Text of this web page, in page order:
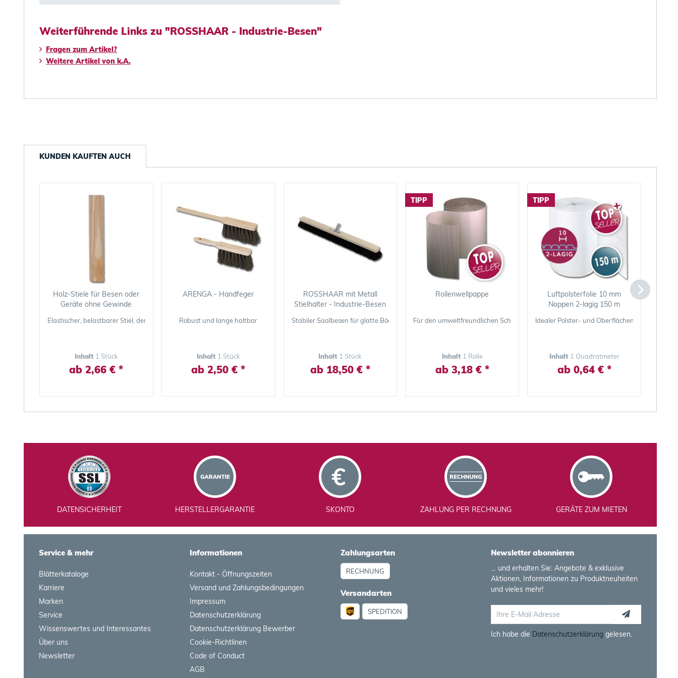
Weiterführende Links zu "ROSSHAAR - Industrie-Besen"
Fragen zum Artikel?
Weitere Artikel von k.A.
KUNDEN KAUFTEN AUCH
Holz-Stiele für Besen oder
Geräte ohne Gewinde
Elastischer, belastbarer Stiel, der gut in der Hand liegt
Inhalt 1 Stück
ab 2,66 € *
ARENGA - Handfeger
Robust und lange haltbar
Inhalt 1 Stück
ab 2,50 € *
ROSSHAAR mit Metall
Stielhalter - Industrie-Besen
Stabiler Saalbesen für glatte Böden und feinen Schmutz
Inhalt 1 Stück
ab 18,50 € *
TIPP
Rollenwellpappe
Für den umweltfreundlichen Schutz von Möbeln, Türen, Rahmen und Geräten
Inhalt 1 Rolle
ab 3,18 € *
TIPP
Luftpolsterfolie 10 mm
Noppen 2-lagig 150 m
Idealer Polster- und Oberflächenschutz für
Inhalt 1 Quadratmeter
ab 0,64 € *
DATENSICHERHEIT HERSTELLERGARANTIE SKONTO ZAHLUNG PER RECHNUNG GERÄTE ZUM MIETEN
Service & mehr
Blätterkataloge
Karriere
Marken
Service
Wissenswertes und Interessantes
Über uns
Newsletter
Informationen
Kontakt - Öffnungszeiten
Versand und Zahlungsbedingungen
Impressum
Datenschutzerklärung
Datenschutzerklärung Bewerber
Cookie-Richtlinen
Code of Conduct
AGB
Zahlungsarten
RECHNUNG
Versandarten
SPEDITION
Newsletter abonnieren
… und erhalten Sie: Angebote & exklusive
Aktionen, Informationen zu Produktneuheiten
und vieles mehr!
Ich habe die Datenschutzerklärung gelesen.